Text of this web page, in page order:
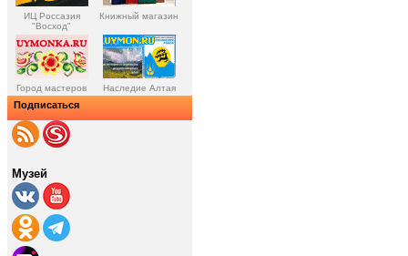
ИЦ Россазия
"Восход"
Книжный магазин
Город мастеров Наследие Алтая
Подписаться
Музей